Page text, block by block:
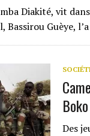
Diakité, vit
Bassirou Guèye,
Des